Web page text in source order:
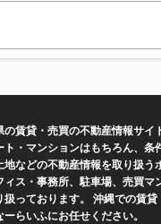
の賃貸・売買の不動産情報サイ
ト・マンションはもちろん、条
地などの不動産情報を取り扱う
ィス・事務所、駐車場、売買マ
扱っております。 沖縄での賃貸
ーらいふにお任せください。